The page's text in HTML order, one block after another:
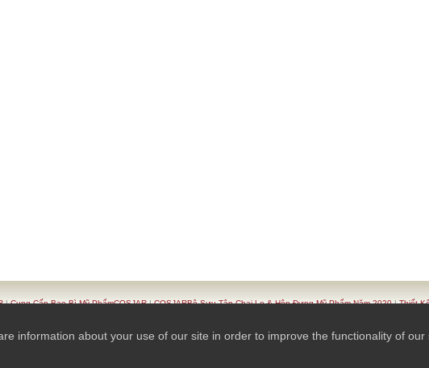
|Cung Cấp Bao Bì Mỹ PhẩmCOSJAR|COSJARBộ Sưu Tập Chai Lọ & Hộp Đựng Mỹ Phẩm Năm 2020|Thiết
Copyright © 2026 Ready-Market Online Corporation All Rights Reserved.
information about your use of our site in order to improve the functionality of our